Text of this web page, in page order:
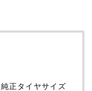
正タイヤサイズ